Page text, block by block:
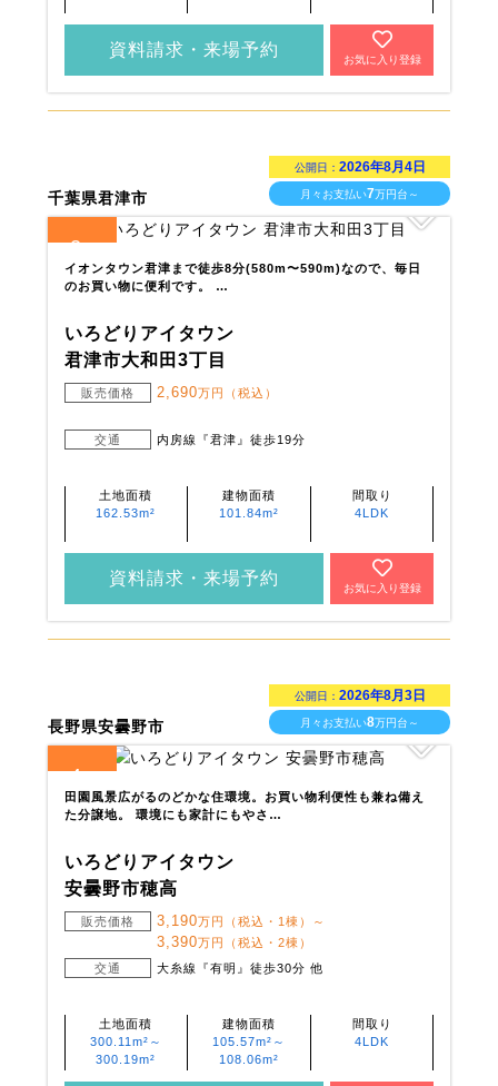
資料請求・来場予約
お気に入り登録
千葉県君津市
公開日： 2026年8月4日
月々お支払い7万円台～
2
イオンタウン君津まで徒歩8分(580m〜590m)なので、毎日
のお買い物に便利です。 …
いろどりアイタウン
君津市大和田3丁目
販売価格 2,690万円（税込）
交通 内房線『君津』徒歩19分
土地面積
162.53m²
建物面積
101.84m²
間取り
4LDK
資料請求・来場予約
お気に入り登録
長野県安曇野市
公開日： 2026年8月3日
月々お支払い8万円台～
4
田園風景広がるのどかな住環境。お買い物利便性も兼ね備え
た分譲地。 環境にも家計にもやさ…
いろどりアイタウン
安曇野市穂高
販売価格 3,190万円（税込・1棟）～
3,390万円（税込・2棟）
交通
大糸線『有明』徒歩30分 他
土地面積
300.11m²～
300.19m²
建物面積
105.57m²～
108.06m²
間取り
4LDK